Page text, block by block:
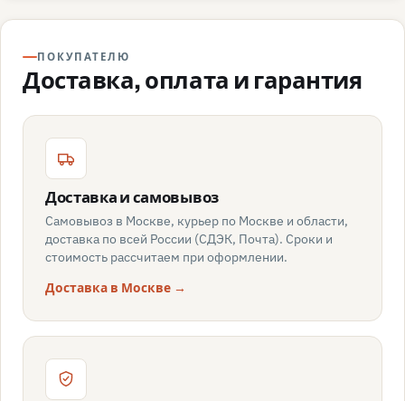
ПОКУПАТЕЛЮ
Доставка, оплата и гарантия
Доставка и самовывоз
Самовывоз в Москве, курьер по Москве и области,
доставка по всей России (СДЭК, Почта). Сроки и
стоимость рассчитаем при оформлении.
Доставка в Москве →